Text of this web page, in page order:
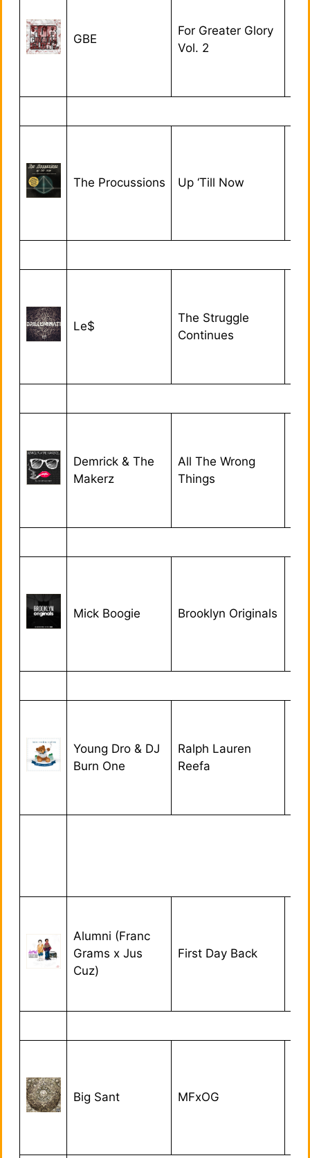
GBE
For Greater Glory
Vol. 2
The Procussions Up ‘Till Now
Le$
The Struggle
Continues
Demrick & The
Makerz
All The Wrong
Things
Mick Boogie Brooklyn Originals
Young Dro & DJ
Burn One
Ralph Lauren
Reefa
Alumni (Franc
Grams x Jus
Cuz)
First Day Back
Big Sant MFxOG